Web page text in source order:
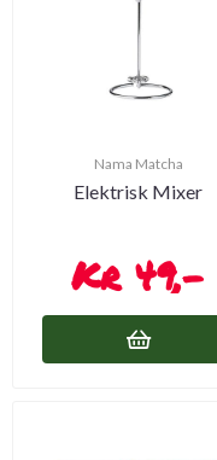
Nama Matcha
Elektrisk Mixer
49,-